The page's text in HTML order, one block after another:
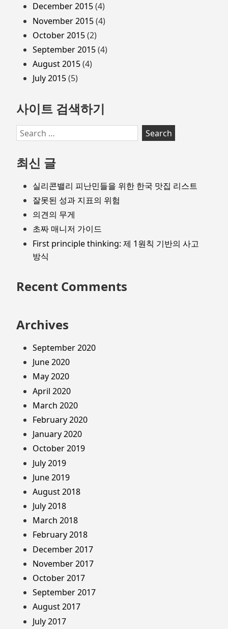
December 2015(4)
November 2015(4)
October 2015(2)
September 2015(4)
August 2015(4)
July 2015(5)
사이트 검색하기
Search
for:
최신 글
실리콘밸리 피난민들을 위한 한국 맛집 리스트
잘못된 성과 지표의 위험
의견의 무게
초짜 매니저 가이드
First principle thinking: 제 1원칙 기반의 사고
방식
Recent Comments
Archives
September 2020
June 2020
May 2020
April 2020
March 2020
February 2020
January 2020
October 2019
July 2019
June 2019
August 2018
July 2018
March 2018
February 2018
December 2017
November 2017
October 2017
September 2017
August 2017
July 2017